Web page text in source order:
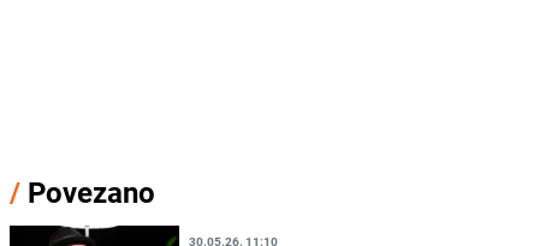
/ Povezano
30.05.26. 11:10